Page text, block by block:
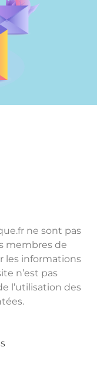
ne sont pas
membres de
les informations
n’est pas
l’utilisation des